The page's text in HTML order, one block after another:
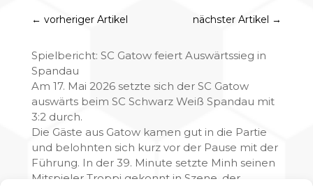
← vorheriger Artikel nächster Artikel →
Spielbericht: SC Gatow feiert Auswärtssieg in
Spandau
Am 17. Mai 2026 setzte sich der SC Gatow
auswärts beim SC Schwarz Weiß Spandau mit
3:2 durch.
Die Gäste aus Gatow kamen gut in die Partie
und belohnten sich kurz vor der Pause mit der
Führung. In der 39. Minute setzte Minh seinen
Mitspieler Troppi gekonnt in Szene, der